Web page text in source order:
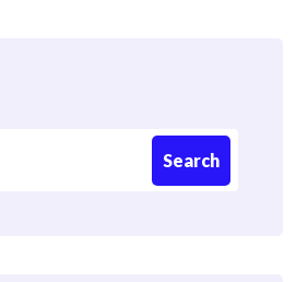
Search